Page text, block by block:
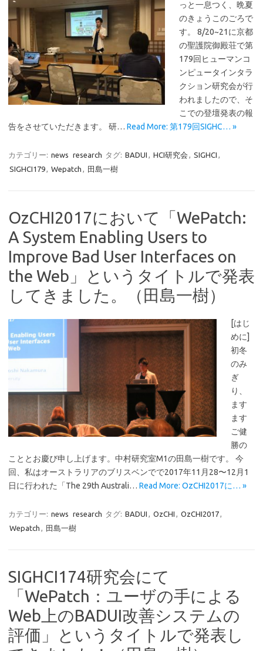
っと一息つく、晩夏
のきょうこのごろで
す。 8/20~21に京都
の聖護院御殿荘で第
179回ヒューマンコ
ンピュータインタラ
クション研究会が行
われましたので、そ
こでの登壇発表の報
告をさせていただきます。 研… Read More: 第179回SIGHC… »
カテゴリー: news research タグ: BADUI , HCI研究会 , SIGHCI ,
SIGHCI179, Wepatch , 田島一樹
OzCHI2017において「WePatch:
A System Enabling Users to
Improve Bad User Interfaces on
the Web」というタイトルで発表
してきました。（田島一樹）
[はじ
めに]
初冬
のみ
ぎ
り、
ます
ます
ご健
勝の
こととお慶び申し上げます。中村研究室M1の田島一樹です。 今
回、私はオーストラリアのブリスベンでで2017年11月28〜12月1
日に行われた「The 29th Australi… Read More: OzCHI2017に… »
カテゴリー: news research タグ: BADUI , OzCHI , OzCHI2017,
Wepatch , 田島一樹
SIGHCI174研究会にて
「WePatch：ユーザの手による
Web上のBADUI改善システムの
評価」というタイトルで発表し